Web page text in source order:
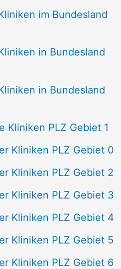
im Bundesland
in Bundesland
in Bundesland
Kliniken PLZ Gebiet 1
Kliniken PLZ Gebiet 0
Kliniken PLZ Gebiet 2
Kliniken PLZ Gebiet 3
Kliniken PLZ Gebiet 4
Kliniken PLZ Gebiet 5
Kliniken PLZ Gebiet 6